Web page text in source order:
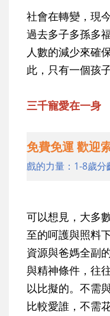
社會在轉變，現
過去多子多孫多
人數的減少來確
此，只有一個孩
三千寵愛在一身
免費免運 歡迎
戲的力量：1-8歲分
可以想見，大多
至的呵護與照料
資源與爸媽全副
與精神條件，往
以比擬的。不需
比較愛誰，不需